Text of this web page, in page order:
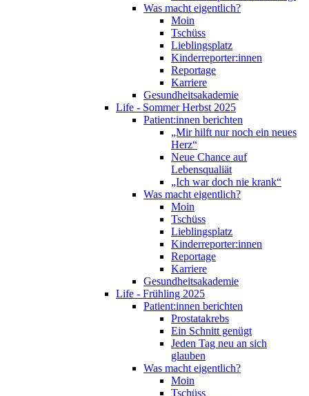
Was macht eigentlich?
Moin
Tschüss
Lieblingsplatz
Kinderreporter:innen
Reportage
Karriere
Gesundheitsakademie
Life - Sommer Herbst 2025
Patient:innen berichten
„Mir hilft nur noch ein neues
Herz“
Neue Chance auf
Lebensqualiät
„Ich war doch nie krank“
Was macht eigentlich?
Moin
Tschüss
Lieblingsplatz
Kinderreporter:innen
Reportage
Karriere
Gesundheitsakademie
Life - Frühling 2025
Patient:innen berichten
Prostatakrebs
Ein Schnitt genügt
Jeden Tag neu an sich
glauben
Was macht eigentlich?
Moin
Tschüss